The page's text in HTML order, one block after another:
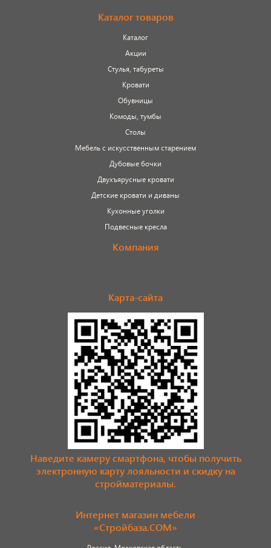
Каталог товаров
Каталог
Акции
Стулья, табуреты
Кровати
Обувницы
Комоды, тумбы
Столы
Мебель с искусственным старением
Дубовые бочки
Двухъярусные кровати
Детские кровати и диваны
Кухонные уголки
Подвесные кресла
Компания
Карта-сайта
Наведите камеру смартфона, чтобы получить
электронную карту лояльности и скидку на
стройматериалы.
Интернет магазин мебели
«Стройбаза.COM»